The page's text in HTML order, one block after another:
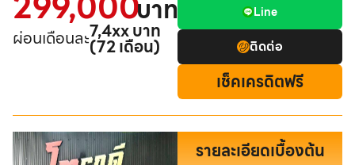
บาท
ผ่อนเดือนละ7,4xx บาท
(72 เดือน)
Line
ติดต่อ
เช็คเครดิตฟรี
รายละเอียดเบื้องต้น